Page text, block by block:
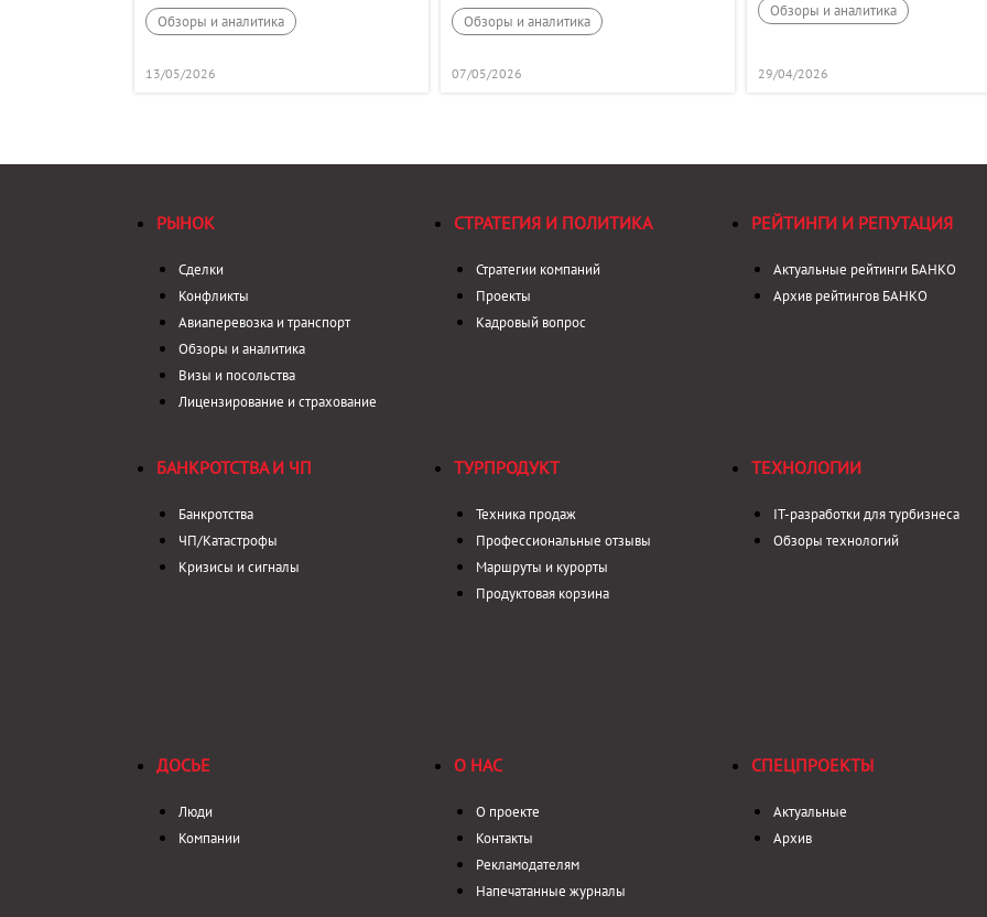
Обзоры и аналитика
13/05/2026
Обзоры и аналитика
07/05/2026
Обзоры и аналитика
29/04/2026
РЫНОК
Сделки
Конфликты
Авиаперевозка и транспорт
Обзоры и аналитика
Визы и посольства
Лицензирование и страхование
СТРАТЕГИЯ И ПОЛИТИКА
Стратегии компаний
Проекты
Кадровый вопрос
РЕЙТИНГИ И РЕПУТАЦИЯ
Актуальные рейтинги БАНКО
Архив рейтингов БАНКО
БАНКРОТСТВА И ЧП
Банкротства
ЧП/Катастрофы
Кризисы и сигналы
ТУРПРОДУКТ
Техника продаж
Профессиональные отзывы
Маршруты и курорты
Продуктовая корзина
ТЕХНОЛОГИИ
IT-разработки для турбизнеса
Обзоры технологий
ДОСЬЕ
Люди
Компании
О НАС
О проекте
Контакты
Рекламодателям
Напечатанные журналы
СПЕЦПРОЕКТЫ
Актуальные
Архив